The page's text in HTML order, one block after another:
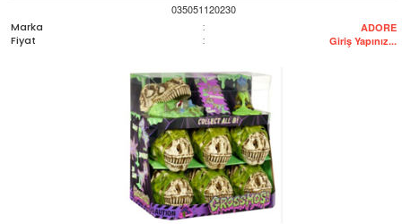
035051120230
Marka
: ADORE
Fiyat : Giriş Yapınız...